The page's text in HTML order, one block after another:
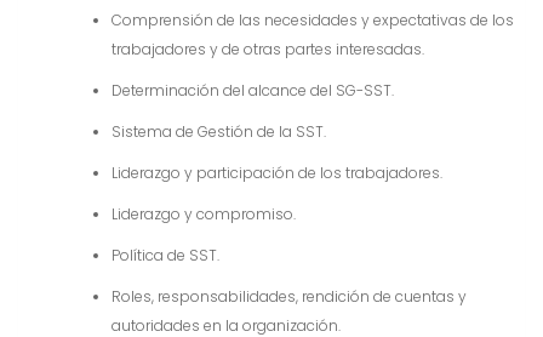
Comprensión de las necesidades y expectativas de los
trabajadores y de otras partes interesadas.
Determinación del alcance del SG-SST.
Sistema de Gestión de la SST.
Liderazgo y participación de los trabajadores.
Liderazgo y compromiso.
Política de SST.
Roles, responsabilidades, rendición de cuentas y
autoridades en la organización.